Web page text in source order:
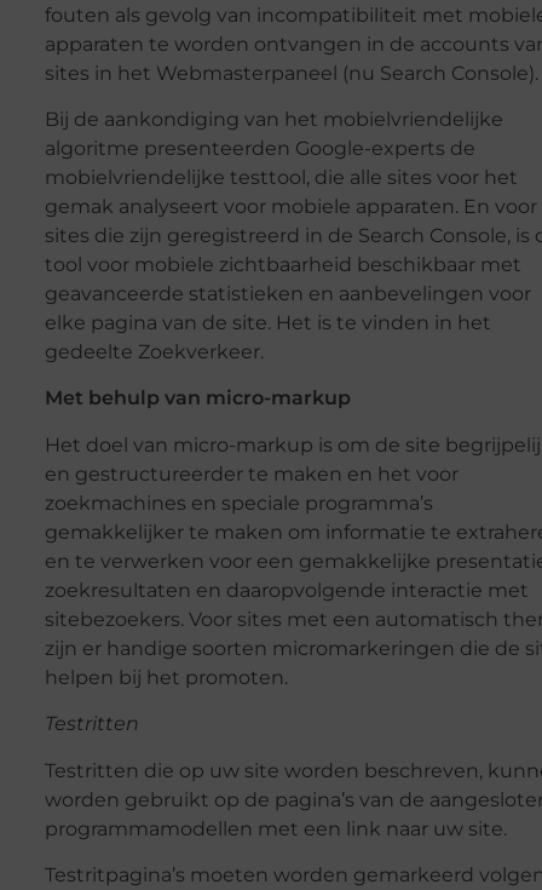
fouten als gevolg van incompatibiliteit met
apparaten te worden ontvangen in de accounts
sites in het Webmasterpaneel (nu Search Console).
Bij de aankondiging van het mobielvriendelijke
algoritme presenteerden Google-experts de
mobielvriendelijke testtool, die alle sites voor het
gemak analyseert voor mobiele apparaten. En voor
sites die zijn geregistreerd in de Search Console, is
tool voor mobiele zichtbaarheid beschikbaar met
geavanceerde statistieken en aanbevelingen voor
elke pagina van de site. Het is te vinden in het
gedeelte Zoekverkeer.
Met behulp van micro-markup
Het doel van micro-markup is om de site
en gestructureerder te maken en het voor
zoekmachines en speciale programma’s
gemakkelijker te maken om informatie te
en te verwerken voor een gemakkelijke
zoekresultaten en daaropvolgende interactie met
sitebezoekers. Voor sites met een automatisch
zijn er handige soorten micromarkeringen die de
helpen bij het promoten.
Testritten
Testritten die op uw site worden beschreven,
worden gebruikt op de pagina’s van de
programmamodellen met een link naar uw site.
Testritpagina’s moeten worden gemarkeerd